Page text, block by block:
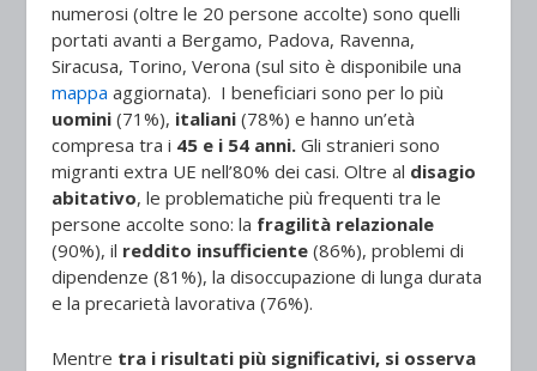
numerosi (oltre le 20 persone accolte) sono quelli
portati avanti a Bergamo, Padova, Ravenna,
Siracusa, Torino, Verona (sul sito è disponibile una
mappa aggiornata). I beneficiari sono per lo più
uomini(71%), italiani(78%) e hanno un’età
compresa tra i 45 e i 54 anni.Gli stranieri sono
migranti extra UE nell’80% dei casi. Oltre al disagio
abitativo, le problematiche più frequenti tra le
persone accolte sono: la fragilità relazionale
(90%), il reddito insufficiente(86%), problemi di
dipendenze (81%), la disoccupazione di lunga durata
e la precarietà lavorativa (76%).
Mentre tra i risultati più significativi, si osserva